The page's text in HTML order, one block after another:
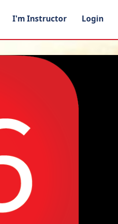
I'm Instructor Login